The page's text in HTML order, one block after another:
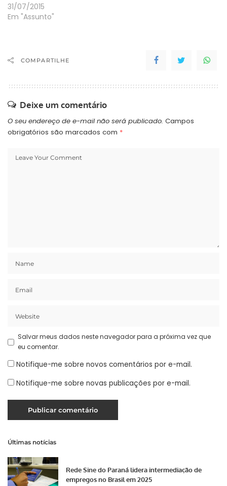
31/07/2015
Em "Assunto"
COMPARTILHE
Deixe um comentário
O seu endereço de e-mail não será publicado. Campos
obrigatórios são marcados com *
Salvar meus dados neste navegador para a próxima vez que
eu comentar.
Notifique-me sobre novos comentários por e-mail.
Notifique-me sobre novas publicações por e-mail.
Últimas notícias
Rede Sine do Paraná lidera intermediação de
empregos no Brasil em 2025